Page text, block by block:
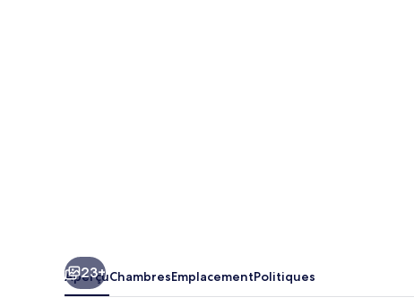
23+
AperçuChambresEmplacementPolitiques